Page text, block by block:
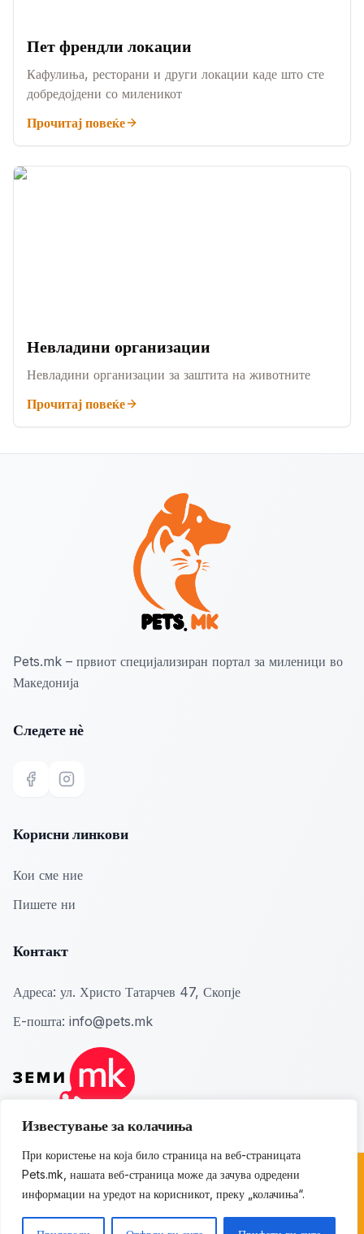
Известување за колачиња
При користење на која било страница на веб-страницата
Pets.mk, нашата веб-страница може да зачува одредени
информации на уредот на корисникот, преку „колачиња“.
Пет френдли локации
Кафулиња, ресторани и други локации каде што сте
добредојдени со миленикот
Прочитај повеќе
Невладини организации
Невладини организации за заштита на животните
Прочитај повеќе
Pets.mk – првиот специјализиран портал за миленици во
Македонија
Следете нѐ
Корисни линкови
Кои сме ние
Пишете ни
Контакт
Адреса: ул. Христо Татарчев 47, Скопје
Е-пошта: info@pets.mk
© 2026 Pets.mk. Сите права се задржани.
Политика за приватностПолитика за колачиња
Услови за користење